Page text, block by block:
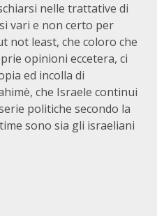
nelle trattative di
vari e non certo per
not least, che coloro che
opinioni eccetera, ci
ed incolla di
che Israele continui
politiche secondo la
sono sia gli israeliani